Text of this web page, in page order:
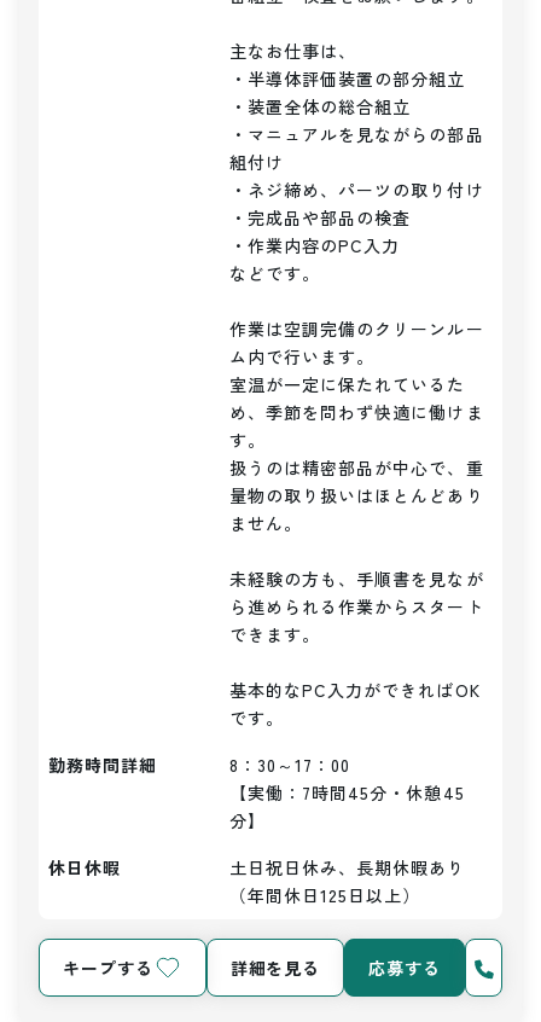
主なお仕事は、
・半導体評価装置の部分組立
・装置全体の総合組立
・マニュアルを見ながらの部品
組付け
・ネジ締め、パーツの取り付け
・完成品や部品の検査
・作業内容のPC入力
などです。
作業は空調完備のクリーンルー
ム内で行います。
室温が一定に保たれているた
め、季節を問わず快適に働けま
す。
扱うのは精密部品が中心で、重
量物の取り扱いはほとんどあり
ません。
未経験の方も、手順書を見なが
ら進められる作業からスタート
できます。
基本的なPC入力ができればOK
勤務時間詳細
8：30～17：00
【実働：7時間45分・休憩45
分】
休日休暇
土日祝日休み、長期休暇あり
（年間休日125日以上）
キープする 詳細を見る 応募する